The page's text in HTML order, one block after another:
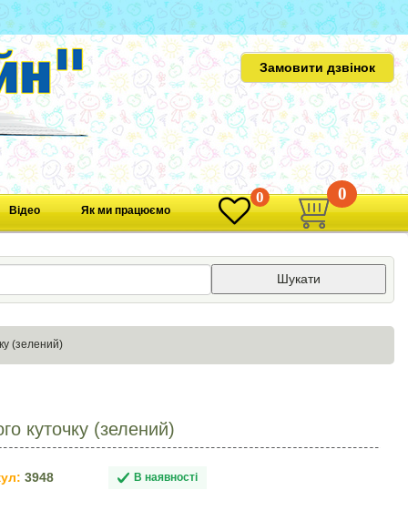
Замовити дзвінок
Відео Як ми працюємо
0 0
Шукати
(зелений)
куточку (зелений)
3948 В наявності